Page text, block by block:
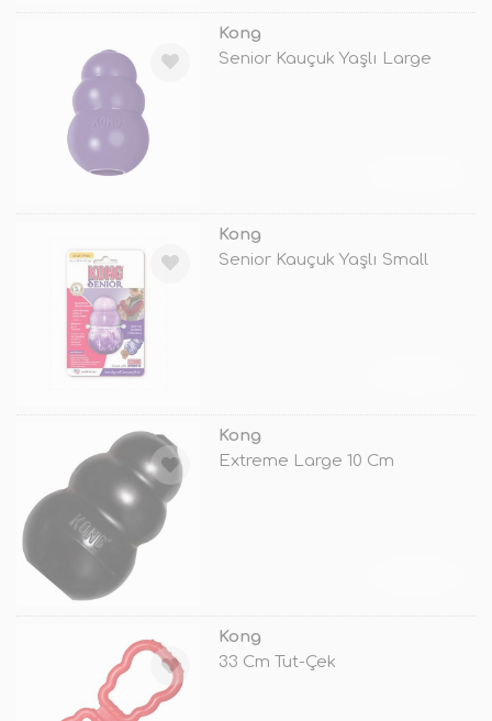
Kong
Senior Kauçuk Yaşlı Large
Kong
Senior Kauçuk Yaşlı Small
Kong
Extreme Large 10 Cm
Kong
33 Cm Tut-Çek